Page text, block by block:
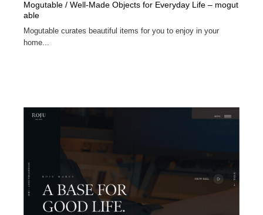
Mogutable / Well-Made Objects for Everyday Life – mogut
able
Mogutable curates beautiful items for you to enjoy in your
home...